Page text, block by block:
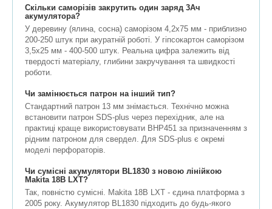
Скільки саморізів закрутить один заряд 3Ач
акумулятора?
У деревину (ялина, сосна) саморізом 4,2х75 мм - приблизно
200-250 штук при акуратній роботі. У гіпсокартон саморізом
3,5х25 мм - 400-500 штук. Реальна цифра залежить від
твердості матеріалу, глибини закручування та швидкості
роботи.
Чи замінюється патрон на інший тип?
Стандартний патрон 13 мм знімається. Технічно можна
встановити патрон SDS-plus через перехідник, але на
практиці краще використовувати BHP451 за призначенням з
рідним патроном для свердел. Для SDS-plus є окремі
моделі перфораторів.
Чи сумісні акумулятори BL1830 з новою лінійкою
Makita 18В LXT?
Так, повністю сумісні. Makita 18В LXT - єдина платформа з
2005 року. Акумулятор BL1830 підходить до будь-якого